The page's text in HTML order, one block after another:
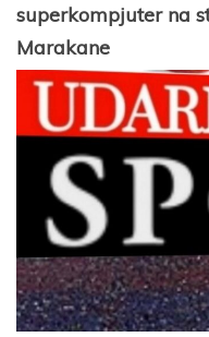
superkompjuter na
Marakane